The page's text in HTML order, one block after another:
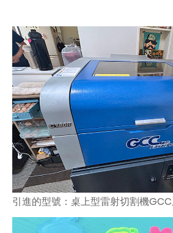
引進的型號：桌上型雷射切割機GCC